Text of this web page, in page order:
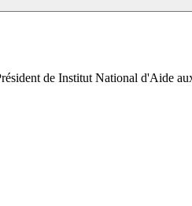
de Institut National d'Aide